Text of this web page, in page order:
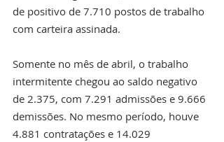
de positivo de 7.710 postos de trabalho
com carteira assinada.
Somente no mês de abril, o trabalho
intermitente chegou ao saldo negativo
de 2.375, com 7.291 admissões e 9.666
demissões. No mesmo período, houve
4.881 contratações e 14.029